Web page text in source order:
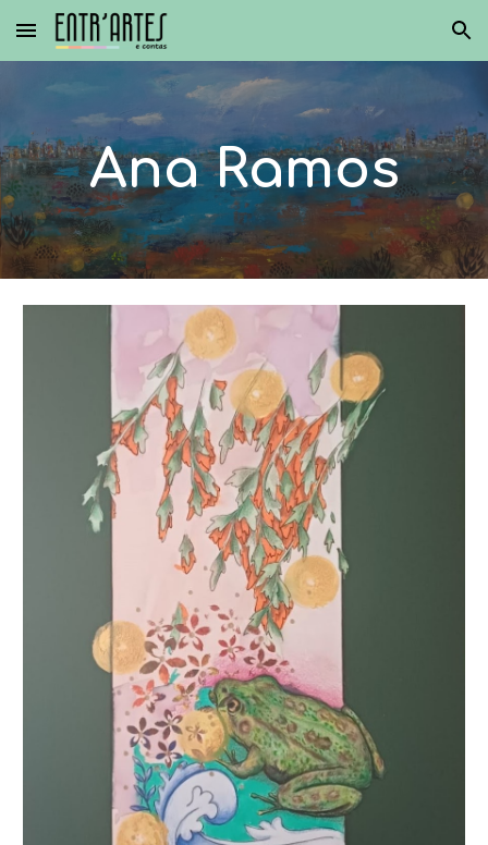
Skip to main content Skip to navigation
Ana Ramos